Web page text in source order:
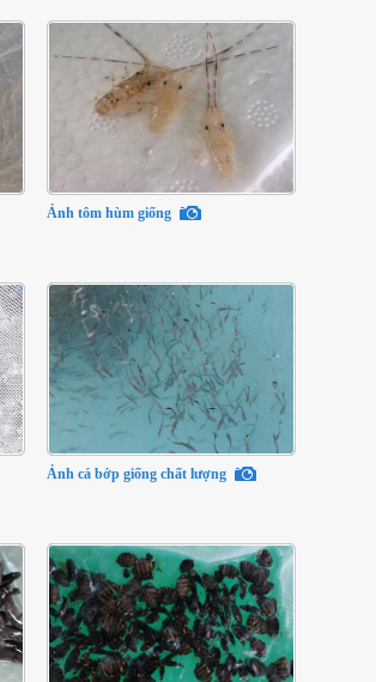
Ảnh tôm hùm giống
Ảnh cá bớp giống chất lượng